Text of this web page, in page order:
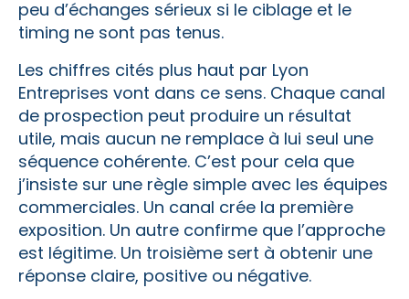
peu d’échanges sérieux si le ciblage et le
timing ne sont pas tenus.
Les chiffres cités plus haut par Lyon
Entreprises vont dans ce sens. Chaque canal
de prospection peut produire un résultat
utile, mais aucun ne remplace à lui seul une
séquence cohérente. C’est pour cela que
j’insiste sur une règle simple avec les équipes
commerciales. Un canal crée la première
exposition. Un autre confirme que l’approche
est légitime. Un troisième sert à obtenir une
réponse claire, positive ou négative.